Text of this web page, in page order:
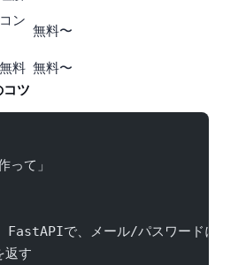
コン
無料〜
無料 無料〜
コツ
って」
で、メール/パスワードによる
返す